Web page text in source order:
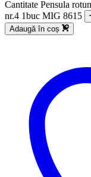
Cantitate Pensula
nr.4 1buc MIG 8615
Adaugă în coș